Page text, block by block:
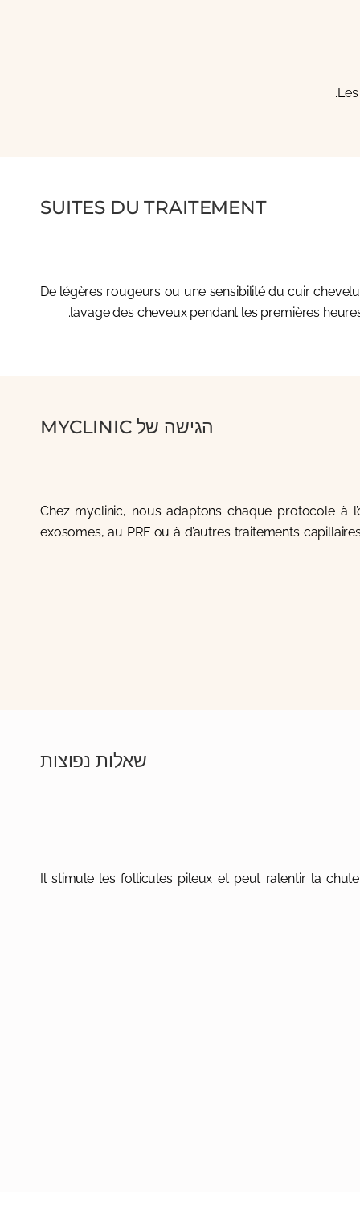
SUITES DU TRAITEMENT
De légères rougeurs ou une sensibilité du cuir
lavage des cheveux pendant les premières
הגישה של MYCLINIC
Chez myclinic, nous adaptons chaque protocole à
exosomes, au PRF ou à d’autres traitements
שאלות נפוצות
Il stimule les follicules pileux et peut ralentir la